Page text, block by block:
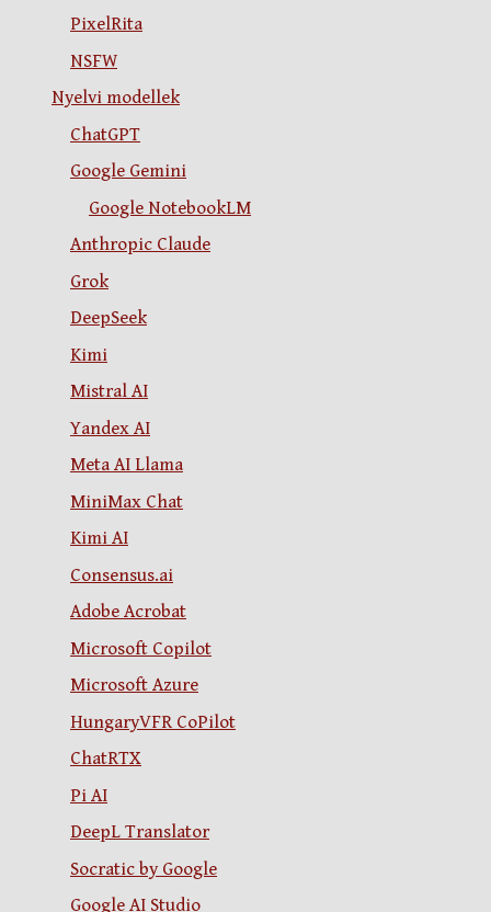
PixelRita
NSFW
Nyelvi modellek
ChatGPT
Google Gemini
Google NotebookLM
Anthropic Claude
Grok
DeepSeek
Kimi
Mistral AI
Yandex AI
Meta AI Llama
MiniMax Chat
Kimi AI
Consensus.ai
Adobe Acrobat
Microsoft Copilot
Microsoft Azure
HungaryVFR CoPilot
ChatRTX
Pi AI
DeepL Translator
Socratic by Google
Google AI Studio